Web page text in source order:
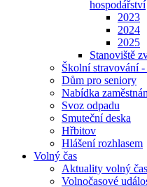
hospodářství
2023
2024
2025
Stanoviště
Školní stravování
Dům pro seniory
Nabídka
Svoz odpadu
Smuteční deska
Hřbitov
Hlášení rozhlasem
Volný čas
Aktuality volný čas
Volnočasové